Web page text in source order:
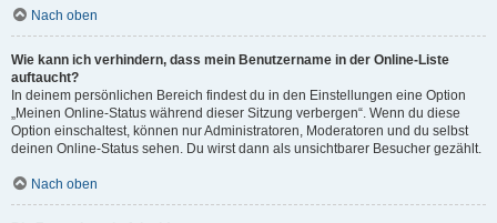
Nach oben
Wie kann ich verhindern, dass mein Benutzername in der Online-Liste
auftaucht?
In deinem persönlichen Bereich findest du in den Einstellungen eine Option
„Meinen Online-Status während dieser Sitzung verbergen“. Wenn du diese
Option einschaltest, können nur Administratoren, Moderatoren und du selbst
deinen Online-Status sehen. Du wirst dann als unsichtbarer Besucher gezählt.
Nach oben